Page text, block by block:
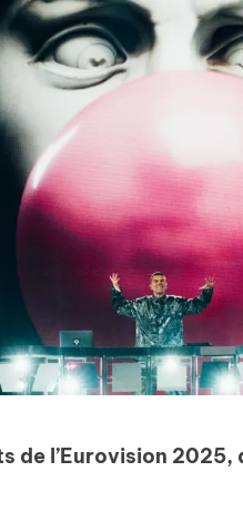
de l’Eurovision 2025,